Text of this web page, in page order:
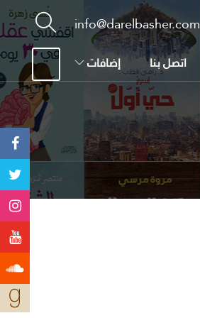
info@darelbasher.com
اتصل بنا إضافات